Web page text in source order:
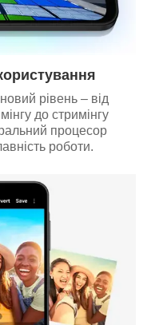
рівень – від
до стримінгу
процесор
роботи.